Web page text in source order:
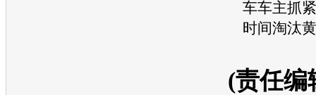
车车主抓
时间淘汰
(责任编